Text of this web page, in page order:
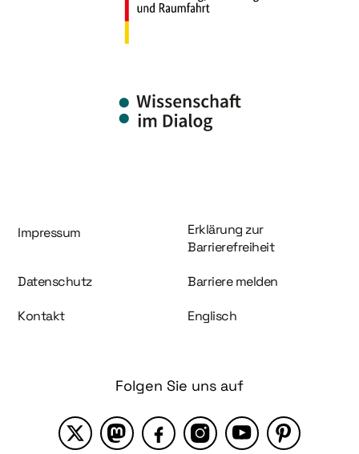
Information und Service
Impressum
Erklärung zur
Barrierefreiheit
Datenschutz Barriere melden
Kontakt Englisch
Folgen Sie uns auf